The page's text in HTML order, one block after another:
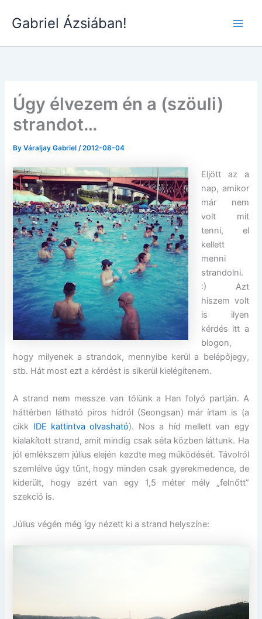
Gabriel Ázsiában!
Úgy élvezem én a (szöuli)
strandot…
ByVáraljay Gabriel/2012-08-04
Eljött az a
nap, amikor
már nem
volt mit
tenni, el
kellett
menni
strandolni.
:) Azt
hiszem volt
is ilyen
kérdés itt a
blogon,
hogy milyenek a strandok, mennyibe kerül a belépőjegy,
stb. Hát most ezt a kérdést is sikerül kielégítenem.
A strand nem messze van tőlünk a Han folyó partján. A
háttérben látható piros hídról (Seongsan) már írtam is (a
cikk IDE kattintva olvasható). Nos a híd mellett van egy
kialakított strand, amit mindig csak séta közben láttunk. Ha
jól emlékszem július elején kezdte meg működését. Távolról
szemlélve úgy tűnt, hogy minden csak gyerekmedence, de
kiderült, hogy azért van egy 1,5 méter mély „felnőtt”
szekció is.
Július végén még így nézett ki a strand helyszíne: